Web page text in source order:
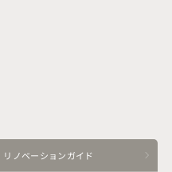
リノベーションガイド